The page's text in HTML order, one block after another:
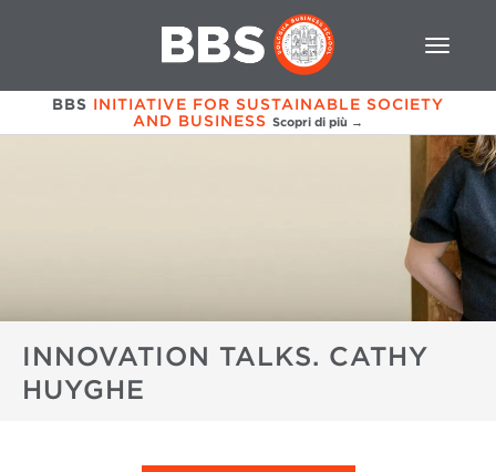
BBS INITIATIVE FOR SUSTAINABLE SOCIETY
AND BUSINESS Scopri di più →
INNOVATION TALKS. CATHY
HUYGHE